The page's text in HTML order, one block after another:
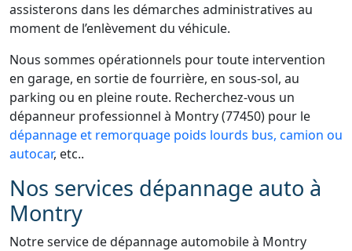
assisterons dans les démarches administratives au
moment de l’enlèvement du véhicule.
Nous sommes opérationnels pour toute intervention
en garage, en sortie de fourrière, en sous-sol, au
parking ou en pleine route. Recherchez-vous un
dépanneur professionnel à Montry (77450) pour le
dépannage et remorquage poids lourds bus, camion ou
autocar, etc..
Nos services dépannage auto à
Montry
Notre service de dépannage automobile à Montry